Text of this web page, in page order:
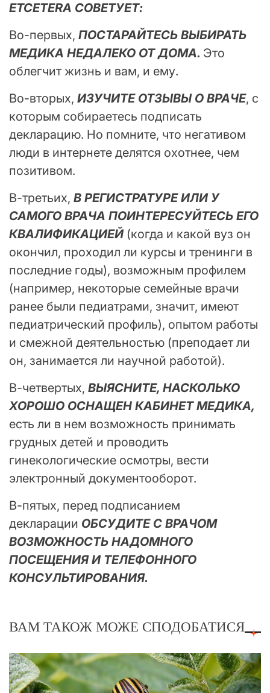
ETCETERA СОВЕТУЕТ:
Во-первых, ПОСТАРАЙТЕСЬ ВЫБИРАТЬ
МЕДИКА НЕДАЛЕКО ОТ ДОМА. Это
облегчит жизнь и вам, и ему.
Во-вторых, ИЗУЧИТЕ ОТЗЫВЫ О ВРАЧЕ, с
которым собираетесь подписать
декларацию. Но помните, что негативом
люди в интернете делятся охотнее, чем
позитивом.
В-третьих, В РЕГИСТРАТУРЕ ИЛИ У
САМОГО ВРАЧА ПОИНТЕРЕСУЙТЕСЬ ЕГО
КВАЛИФИКАЦИЕЙ (когда и какой вуз он
окончил, проходил ли курсы и тренинги в
последние годы), возможным профилем
(например, некоторые семейные врачи
ранее были педиатрами, значит, имеют
педиатрический профиль), опытом работы
и смежной деятельностью (преподает ли
он, занимается ли научной работой).
В-четвертых, ВЫЯСНИТЕ, НАСКОЛЬКО
ХОРОШО ОСНАЩЕН КАБИНЕТ МЕДИКА,
есть ли в нем возможность принимать
грудных детей и проводить
гинекологические осмотры, вести
электронный документооборот.
В-пятых, перед подписанием
декларации ОБСУДИТЕ С ВРАЧОМ
ВОЗМОЖНОСТЬ НАДОМНОГО
ПОСЕЩЕНИЯ И ТЕЛЕФОННОГО
КОНСУЛЬТИРОВАНИЯ.
ВАМ ТАКОЖ МОЖЕ СПОДОБАТИСЯ